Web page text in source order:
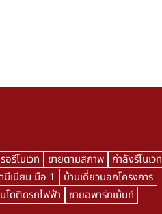
รอรีโนเวท ขายตามสภาพ กำลังรีโนเวท
มีเนียม มือ 1
บ้านเดี่ยวนอกโครงการ
โดติดรถไฟฟ้า ขายอพาร์ทเม้นท์